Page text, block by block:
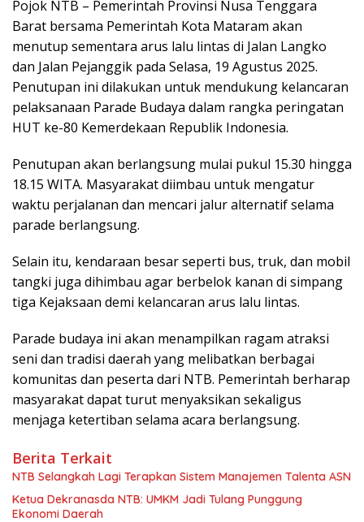
Pojok NTB – Pemerintah Provinsi Nusa Tenggara
Barat bersama Pemerintah Kota Mataram akan
menutup sementara arus lalu lintas di Jalan Langko
dan Jalan Pejanggik pada Selasa, 19 Agustus 2025.
Penutupan ini dilakukan untuk mendukung kelancaran
pelaksanaan Parade Budaya dalam rangka peringatan
HUT ke-80 Kemerdekaan Republik Indonesia.
Penutupan akan berlangsung mulai pukul 15.30 hingga
18.15 WITA. Masyarakat diimbau untuk mengatur
waktu perjalanan dan mencari jalur alternatif selama
parade berlangsung.
Selain itu, kendaraan besar seperti bus, truk, dan mobil
tangki juga dihimbau agar berbelok kanan di simpang
tiga Kejaksaan demi kelancaran arus lalu lintas.
Parade budaya ini akan menampilkan ragam atraksi
seni dan tradisi daerah yang melibatkan berbagai
komunitas dan peserta dari NTB. Pemerintah berharap
masyarakat dapat turut menyaksikan sekaligus
menjaga ketertiban selama acara berlangsung.
Berita Terkait
NTB Selangkah Lagi Terapkan Sistem Manajemen Talenta ASN
Ketua Dekranasda NTB: UMKM Jadi Tulang Punggung
Ekonomi Daerah